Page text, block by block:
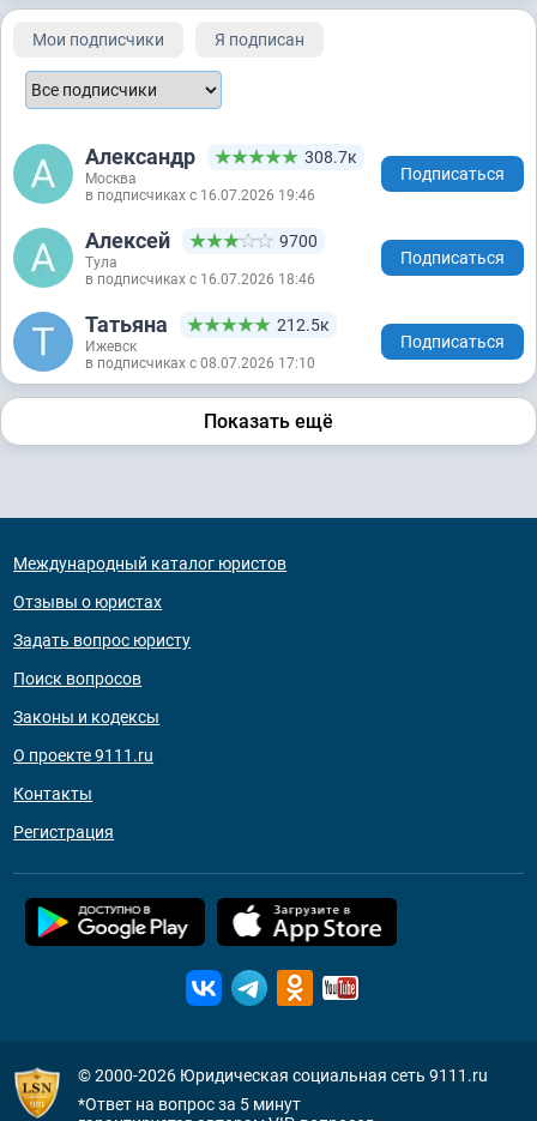
Мои подписчики Я подписан
Александр 308.7к
Москва
в подписчиках с 16.07.2026 19:46
Подписаться
Алексей 9700
Тула
в подписчиках с 16.07.2026 18:46
Подписаться
Татьяна 212.5к
Ижевск
в подписчиках с 08.07.2026 17:10
Подписаться
Показать ещё
Международный каталог юристов
Отзывы о юристах
Задать вопрос юристу
Поиск вопросов
Законы и кодексы
О проекте 9111.ru
Контакты
Регистрация
© 2000-2026 Юридическая социальная сеть 9111.ru
*Ответ на вопрос за 5 минут